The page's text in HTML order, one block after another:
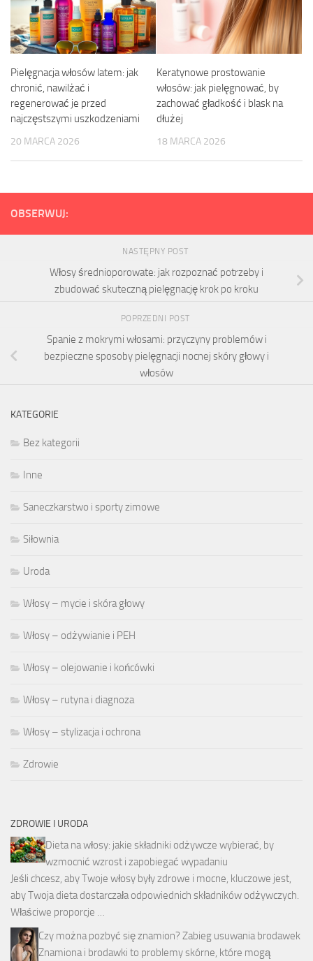
Pielęgnacja włosów latem: jak
chronić, nawilżać i
regenerować je przed
najczęstszymi uszkodzeniami
20 MARCA 2026
Keratynowe prostowanie
włosów: jak pielęgnować, by
zachować gładkość i blask na
dłużej
18 MARCA 2026
OBSERWUJ:
NASTĘPNY POST
Włosy średnioporowate: jak rozpoznać potrzeby i
zbudować skuteczną pielęgnację krok po kroku
POPRZEDNI POST
Spanie z mokrymi włosami: przyczyny problemów i
bezpieczne sposoby pielęgnacji nocnej skóry głowy i
włosów
KATEGORIE
Bez kategorii
Inne
Saneczkarstwo i sporty zimowe
Siłownia
Uroda
Włosy – mycie i skóra głowy
Włosy – odżywianie i PEH
Włosy – olejowanie i końcówki
Włosy – rutyna i diagnoza
Włosy – stylizacja i ochrona
Zdrowie
ZDROWIE I URODA
Dieta na włosy: jakie składniki odżywcze wybierać, by
wzmocnić wzrost i zapobiegać wypadaniu
Jeśli chcesz, aby Twoje włosy były zdrowe i mocne, kluczowe jest,
aby Twoja dieta dostarczała odpowiednich składników odżywczych.
Właściwe proporcje …
Czy można pozbyć się znamion? Zabieg usuwania brodawek
Znamiona i brodawki to problemy skórne, które mogą